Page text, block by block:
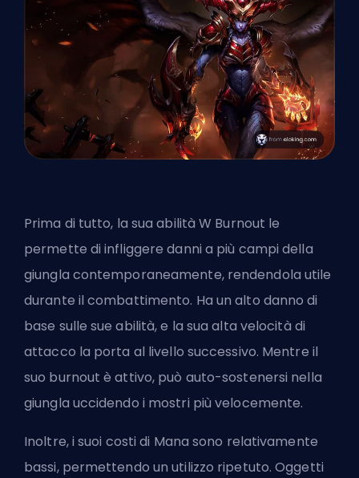
Prima di tutto, la sua abilità W Burnout le
permette di infliggere danni a più campi della
giungla contemporaneamente, rendendola utile
durante il combattimento. Ha un alto danno di
base sulle sue abilità, e la sua alta velocità di
attacco la porta al livello successivo. Mentre il
suo burnout è attivo, può auto-sostenersi nella
giungla uccidendo i mostri più velocemente.
Inoltre, i suoi costi di Mana sono relativamente
bassi, permettendo un utilizzo ripetuto. Oggetti